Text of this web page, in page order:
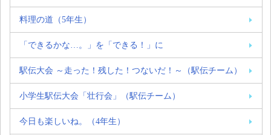
料理の道（5年生）
「できるかな…。」を「できる！」に
駅伝大会 ～走った！残した！つないだ！～（駅伝チーム）
小学生駅伝大会「壮行会」（駅伝チーム）
今日も楽しいね。（4年生）